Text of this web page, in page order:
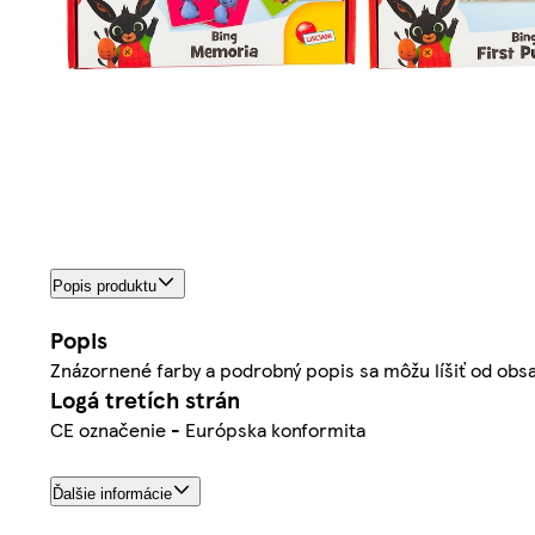
Popis produktu
Popis
Znázornené farby a podrobný popis sa môžu líšiť od
Logá tretích strán
CE označenie - Európska konformita
Ďalšie informácie